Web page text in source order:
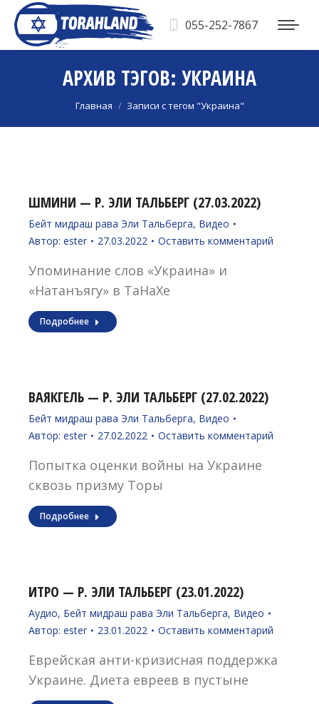
055-252-7867
АРХИВ ТЭГОВ: УКРАИНА
Вы здесь:
Главная Записи с тегом "Украина"
ШМИНИ — Р. ЭЛИ ТАЛЬБЕРГ (27.03.2022)
Бейт мидраш рава Эли Тальберга, Видео
Автор: ester 27.03.2022 Оставить комментарий
Упоминание слов «Украина» и
«Натанъягу» в ТаНаХе
Подробнее
ВАЯКГЕЛЬ — Р. ЭЛИ ТАЛЬБЕРГ (27.02.2022)
Бейт мидраш рава Эли Тальберга, Видео
Автор: ester 27.02.2022 Оставить комментарий
Попытка оценки войны на Украине
сквозь призму Торы
Подробнее
ИТРО — Р. ЭЛИ ТАЛЬБЕРГ (23.01.2022)
Аудио, Бейт мидраш рава Эли Тальберга, Видео
Автор: ester 23.01.2022 Оставить комментарий
Еврейская анти-кризисная поддержка
Украине. Диета евреев в пустыне